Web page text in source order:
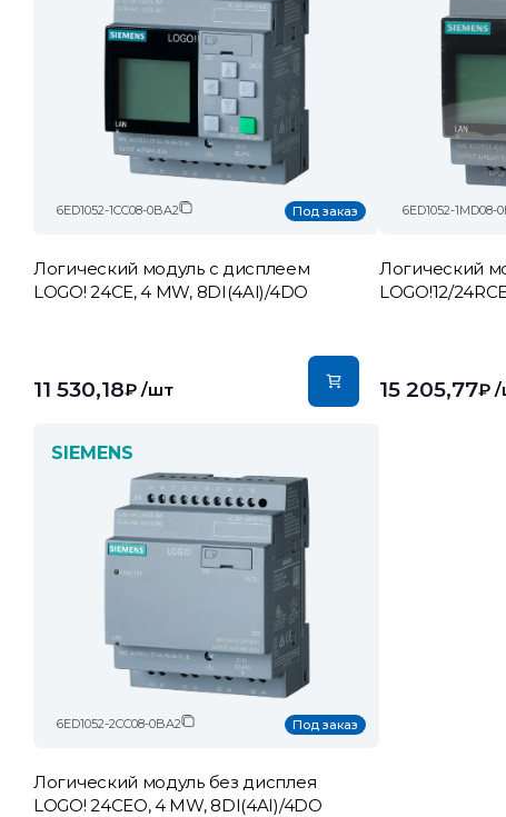
6ED1052-1CC08-0BA2 Под заказ
Логический модуль c дисплеем
LOGO! 24CE, 4 MW, 8DI(4AI)/4DO
11 530,18₽ /шт
6ED1052-1MD08-
Логический
LOGO!12/
15 205,77₽ /
SIEMENS
6ED1052-2CC08-0BA2 Под заказ
Логический модуль без дисплея
LOGO! 24CEO, 4 MW, 8DI(4AI)/4DO